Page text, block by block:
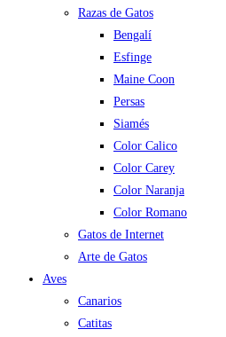
Razas de Gatos
Bengalí
Esfinge
Maine Coon
Persas
Siamés
Color Calico
Color Carey
Color Naranja
Color Romano
Gatos de Internet
Arte de Gatos
Aves
Canarios
Catitas